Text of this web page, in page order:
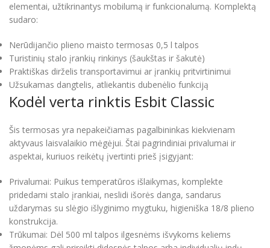
elementai, užtikrinantys mobilumą ir funkcionalumą. Komplektą
sudaro:
Nerūdijančio plieno maisto termosas 0,5 l talpos
Turistinių stalo įrankių rinkinys (šaukštas ir šakutė)
Praktiškas dirželis transportavimui ar įrankių pritvirtinimui
Užsukamas dangtelis, atliekantis dubenėlio funkciją
Kodėl verta rinktis Esbit Classic
Šis termosas yra nepakeičiamas pagalbininkas kiekvienam
aktyvaus laisvalaikio mėgėjui. Štai pagrindiniai privalumai ir
aspektai, kuriuos reikėtų įvertinti prieš įsigyjant:
Privalumai: Puikus temperatūros išlaikymas, komplekte
pridedami stalo įrankiai, neslidi išorės danga, sandarus
uždarymas su slėgio išlyginimo mygtuku, higieniška 18/8 plieno
konstrukcija.
Trūkumai: Dėl 500 ml talpos ilgesnėms išvykoms keliems